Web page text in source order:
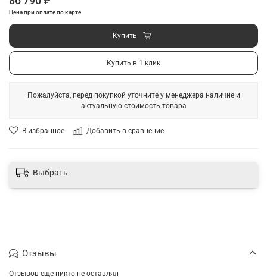
В избранное Добавить в сравнение
Цена при оплате по карте
Купить
Купить в 1 клик
Пожалуйста, перед покупкой уточните у менеджера наличие и
актуальную стоимость товара
Выбрать
Отзывы
Отзывов еще никто не оставлял